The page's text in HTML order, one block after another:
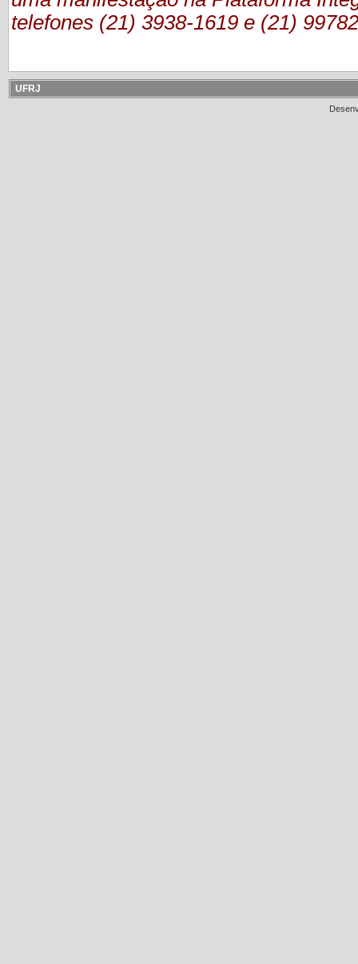
telefones (21) 3938-1619 e (21)
UFRJ